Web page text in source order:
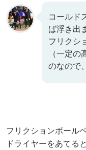
コールド
ば浮き出
フリクシ
（一定
のなので
フリクションボール
ドライヤーをあてる